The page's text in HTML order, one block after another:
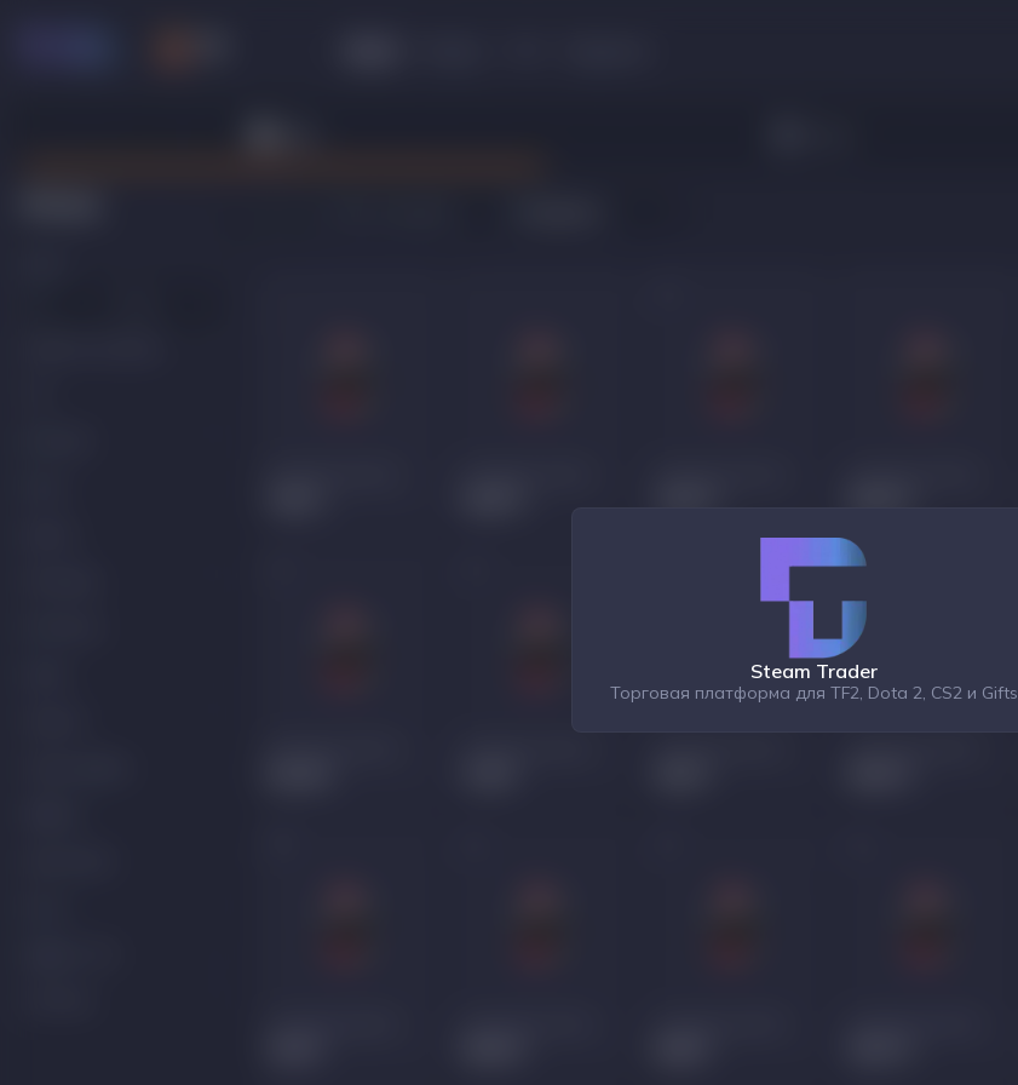
Steam Trader
Торговая платформа для TF2, Dota 2, CS2 и Gifts